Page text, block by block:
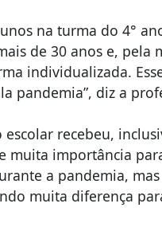
na turma do 4°
de 30 anos e,
individualizada.
pandemia”, diz a
recebeu,
muita importância
a pandemia,
muita diferença